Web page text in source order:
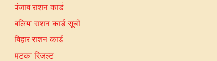
पंजाब राशन कार्ड
बलिया राशन कार्ड सूची
बिहार राशन कार्ड
मटका रिजल्ट